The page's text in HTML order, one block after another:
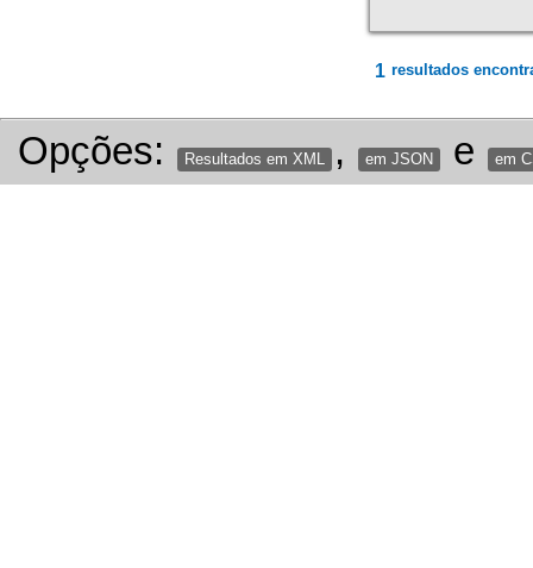
1 resultados
Opções: Resultados em XML , em JSON e em